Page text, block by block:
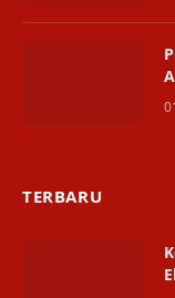
TERBARU